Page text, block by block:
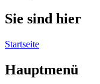
Sie sind hier
Startseite
Hauptmenü